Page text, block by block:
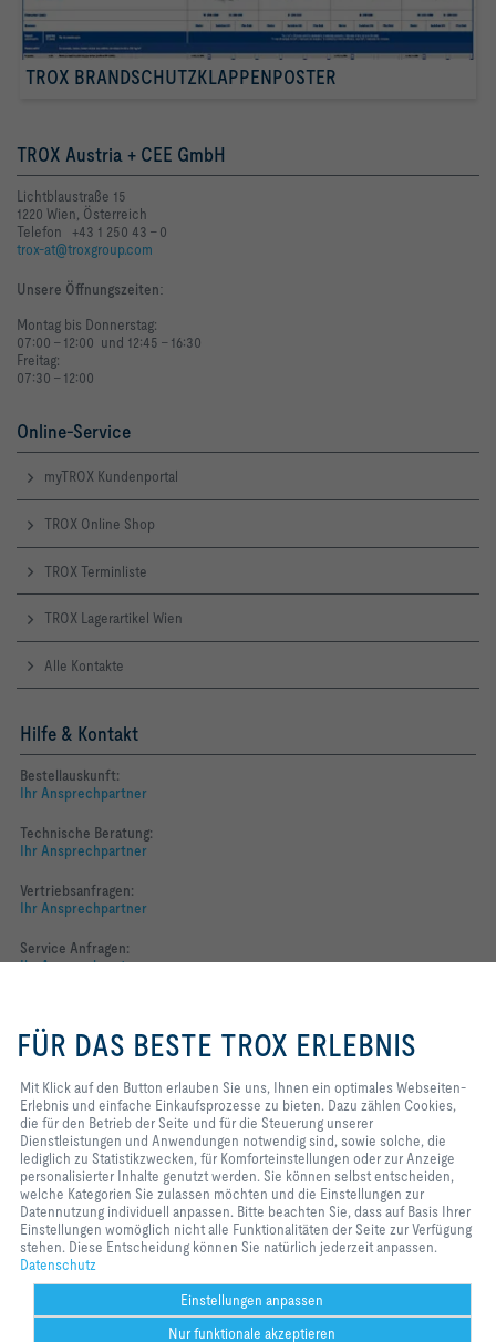
TROX BRANDSCHUTZKLAPPENPOSTER
TROX Austria + CEE GmbH
Lichtblaustraße 15
1220 Wien, Österreich
Telefon +43 1 250 43 - 0
trox-at@troxgroup.com
Unsere Öffnungszeiten:
Montag bis Donnerstag:
07:00 - 12:00 und 12:45 - 16:30
Freitag:
07:30 - 12:00
Online-Service
myTROX Kundenportal
TROX Online Shop
TROX Terminliste
TROX Lagerartikel Wien
Alle Kontakte
Hilfe & Kontakt
Bestellauskunft:
Ihr Ansprechpartner
Technische Beratung:
Ihr Ansprechpartner
Vertriebsanfragen:
Ihr Ansprechpartner
Service Anfragen:
Ihr Ansprechpartner
FACEBOOK
LINKEDIN
INSTAGRAM
Home Kontakt
2026 © TROX Austria + CEE GmbH
Sie uns, Ihnen ein optimales
Webseiten-Erlebnis und einfache
zählen Cookies, die für den
Betrieb der Seite und für die
Steuerung unserer
Dienstleistungen und
Anwendungen notwendig sind,
sowie solche, die lediglich zu
Statistikzwecken, für
Komforteinstellungen oder zur
Anzeige personalisierter Inhalte
genutzt werden. Sie können selbst
Sie zulassen möchten und die
Einstellungen zur Datennutzung
individuell anpassen. Bitte
beachten Sie, dass auf Basis Ihrer
FÜR DAS BESTE TROX ERLEBNIS
Mit Klick auf den Button erlauben Sie uns, Ihnen ein optimales Webseiten-
Erlebnis und einfache Einkaufsprozesse zu bieten. Dazu zählen Cookies,
die für den Betrieb der Seite und für die Steuerung unserer
Dienstleistungen und Anwendungen notwendig sind, sowie solche, die
lediglich zu Statistikzwecken, für Komforteinstellungen oder zur Anzeige
personalisierter Inhalte genutzt werden. Sie können selbst entscheiden,
welche Kategorien Sie zulassen möchten und die Einstellungen zur
Datennutzung individuell anpassen. Bitte beachten Sie, dass auf Basis Ihrer
Einstellungen womöglich nicht alle Funktionalitäten der Seite zur Verfügung
stehen. Diese Entscheidung können Sie natürlich jederzeit anpassen.
Datenschutz
Einstellungen anpassen
Nur funktionale akzeptieren